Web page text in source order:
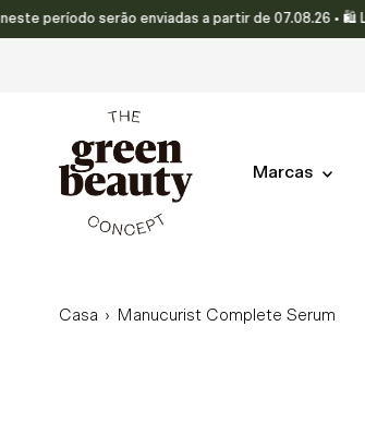
Translation missing: pt-
período serão enviadas a partir de 07.08.26 • 🛍️ Loja
Marcas
Casa › Manucurist Complete Serum